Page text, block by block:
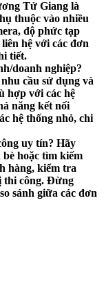
Tử Giang là
thuộc vào nhiều
độ phức tạp
hệ với các đơn
tiết.
doanh nghiệp?
cầu sử dụng và
hợp với các hệ
năng kết nối
hệ thống nhỏ, chi
uy tín? Hãy
hoặc tìm kiếm
hàng, kiểm tra
thi công. Đừng
sánh giữa các đơn